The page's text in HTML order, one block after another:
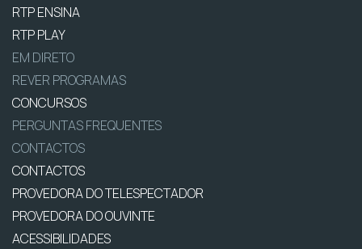
RTP ENSINA
RTP PLAY
EM DIRETO
REVER PROGRAMAS
CONCURSOS
PERGUNTAS FREQUENTES
CONTACTOS
CONTACTOS
PROVEDORA DO TELESPECTADOR
PROVEDORA DO OUVINTE
ACESSIBILIDADES